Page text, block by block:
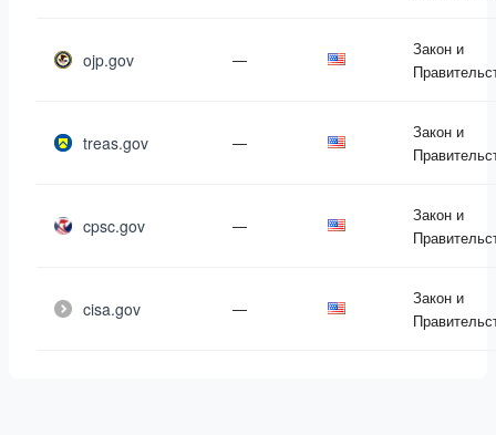
ojp.gov —
Закон и
treas.gov —
Закон и
cpsc.gov —
Закон и
cisa.gov —
Закон и